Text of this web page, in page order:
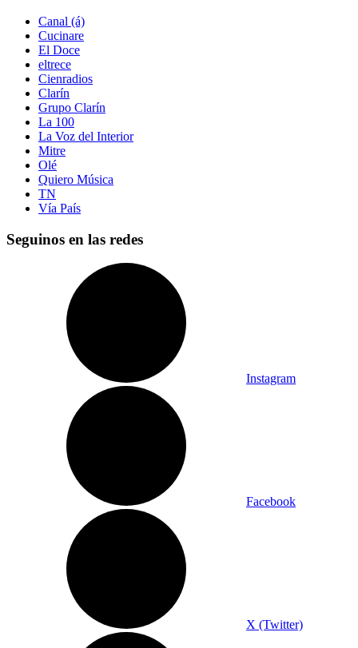
Canal (á)
Cucinare
El Doce
eltrece
Cienradios
Clarín
Grupo Clarín
La 100
La Voz del Interior
Mitre
Olé
Quiero Música
TN
Vía País
Seguinos en las redes
Instagram
Facebook
X (Twitter)